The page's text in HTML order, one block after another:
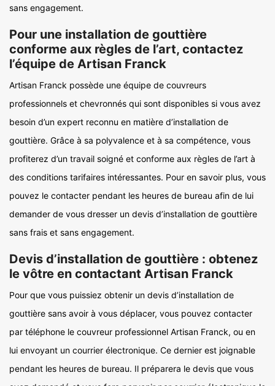
sans engagement.
Pour une installation de gouttière
conforme aux règles de l’art, contactez
l’équipe de Artisan Franck
Artisan Franck possède une équipe de couvreurs
professionnels et chevronnés qui sont disponibles si vous avez
besoin d’un expert reconnu en matière d’installation de
gouttière. Grâce à sa polyvalence et à sa compétence, vous
profiterez d’un travail soigné et conforme aux règles de l’art à
des conditions tarifaires intéressantes. Pour en savoir plus, vous
pouvez le contacter pendant les heures de bureau afin de lui
demander de vous dresser un devis d’installation de gouttière
sans frais et sans engagement.
Devis d’installation de gouttière : obtenez
le vôtre en contactant Artisan Franck
Pour que vous puissiez obtenir un devis d’installation de
gouttière sans avoir à vous déplacer, vous pouvez contacter
par téléphone le couvreur professionnel Artisan Franck, ou en
lui envoyant un courrier électronique. Ce dernier est joignable
pendant les heures de bureau. Il préparera le devis que vous